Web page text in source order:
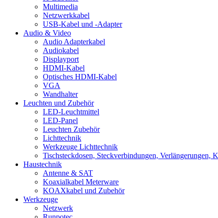
Multimedia
Netzwerkkabel
USB-Kabel und -Adapter
Audio & Video
Audio Adapterkabel
Audiokabel
Displayport
HDMI-Kabel
Optisches HDMI-Kabel
VGA
Wandhalter
Leuchten und Zubehör
LED-Leuchtmittel
LED-Panel
Leuchten Zubehör
Lichttechnik
Werkzeuge Lichttechnik
Tischsteckdosen, Steckverbindungen, Verlängerungen,
Haustechnik
Antenne & SAT
Koaxialkabel Meterware
KOAXkabel und Zubehör
Werkzeuge
Netzwerk